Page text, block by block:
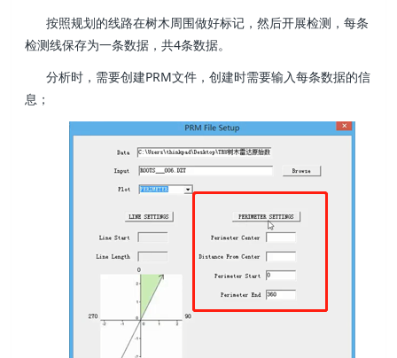
按照规划的线路在树木周围做好标记，然后开展检测，每条
检测线保存为一条数据，共4条数据。
分析时，需要创建PRM文件，创建时需要输入每条数据的信
息；